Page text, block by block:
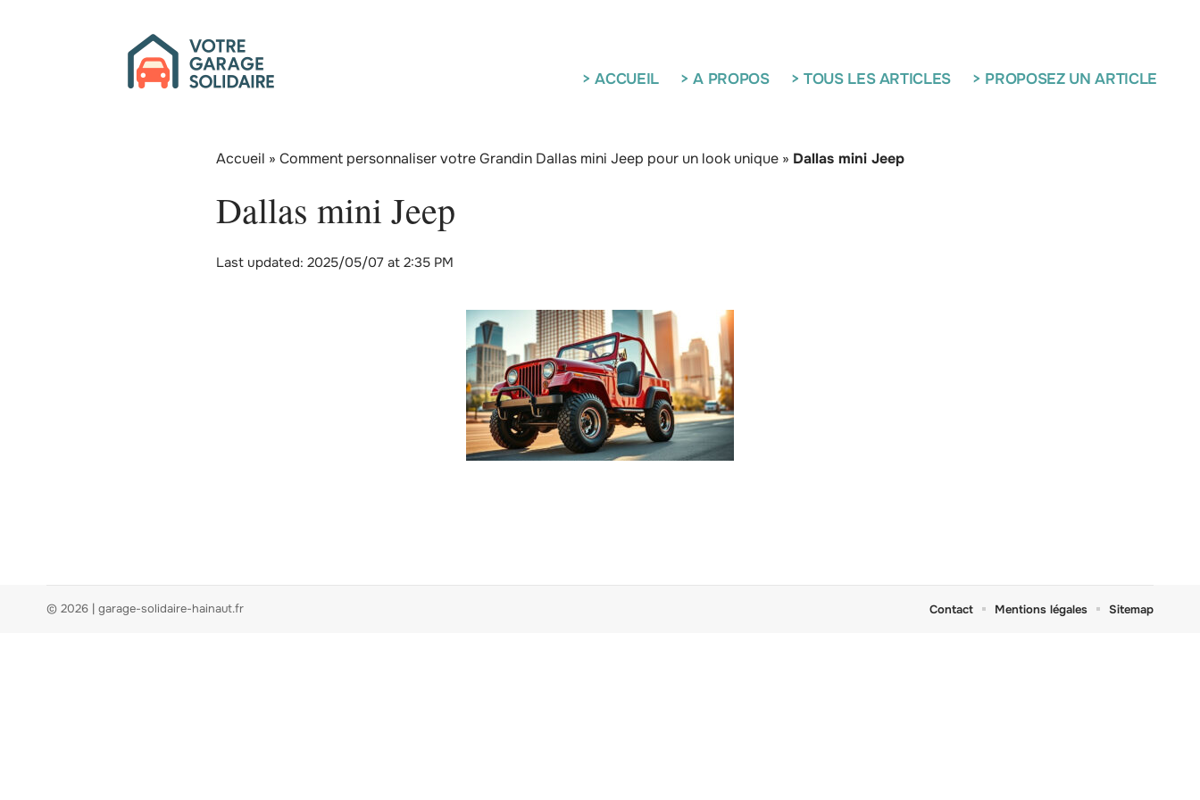
> ACCUEIL > A PROPOS > TOUS LES ARTICLES > PROPOSEZ UN ARTICLE
Accueil » Comment personnaliser votre Grandin Dallas mini Jeep pour un look unique » Dallas mini Jeep
Dallas mini Jeep
Last updated: 2025/05/07 at 2:35 PM
© 2026 | garage-solidaire-hainaut.fr Contact Mentions légales Sitemap